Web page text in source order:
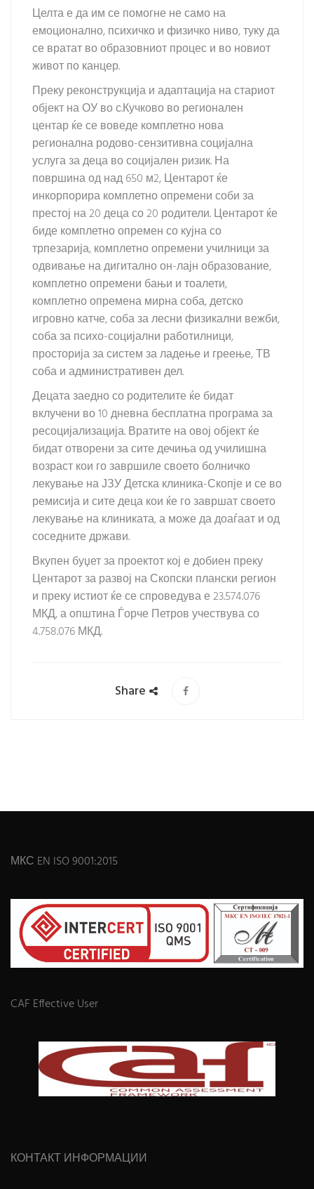
Целта е да им се помогне не само на
емоционално, психичко и физичко ниво, туку да
се вратат во образовниот процес и во новиот
живот по канцер.
Преку реконструкција и адаптација на стариот
објект на ОУ во с.Кучково во регионален
центар ќе се воведе комплетно нова
регионална родово-сензитивна социјална
услуга за деца во социјален ризик. На
површина од над 650 м2, Центарот ќе
инкорпорира комплетно опремени соби за
престој на 20 деца со 20 родители. Центарот ќе
биде комплетно опремен со кујна со
трпезарија, комплетно опремени училници за
одвивање на дигитално он-лајн образование,
комплетно опремени бањи и тоалети,
комплетно опремена мирна соба, детско
игровно катче, соба за лесни физикални вежби,
соба за психо-социјални работилници,
просторија за систем за ладење и греење, ТВ
соба и административен дел.
Децата заедно со родителите ќе бидат
вклучени во 10 дневна бесплатна програма за
ресоцијализација. Вратите на овој објект ќе
бидат отворени за сите дечиња од училишна
возраст кои го завршиле своето болничко
лекување на ЈЗУ Детска клиника-Скопје и се во
ремисија и сите деца кои ќе го завршат своето
лекување на клиниката, а може да доаѓаат и од
соседните држави.
Вкупен буџет за проектот кој е добиен преку
Центарот за развој на Скопски плански регион
и преку истиот ќе се спроведува е 23.574.076
МКД, а општина Ѓорче Петров учествува со
4.758.076 МКД.
Share
МКС EN ISO 9001:2015
CAF Effective User
КОНТАКТ ИНФОРМАЦИИ